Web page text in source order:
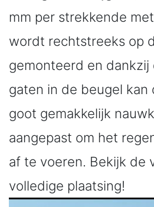
mm per strekkende
wordt rechtstreeks op
gemonteerd en dankzij
gaten in de beugel kan
goot gemakkelijk
aangepast om het
af te voeren. Bekijk de
volledige plaatsing!